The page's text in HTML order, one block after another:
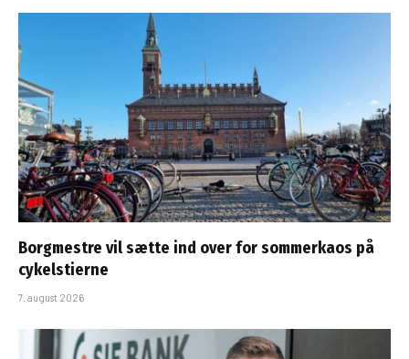
Borgmestre vil sætte ind over for sommerkaos på
cykelstierne
7. august 2026